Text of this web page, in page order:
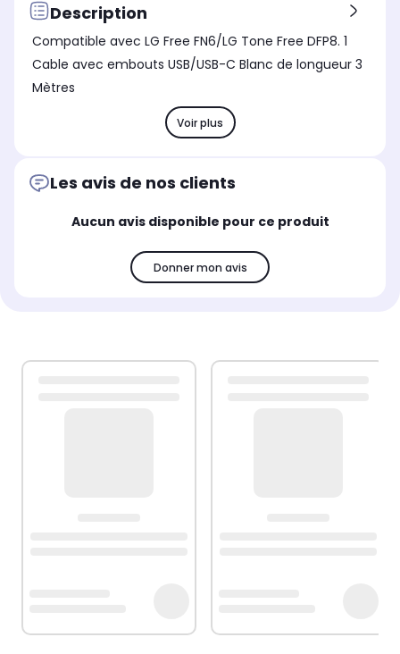
Description
Compatible avec LG Free FN6/LG Tone Free DFP8. 1
Cable avec embouts USB/USB-C Blanc de longueur 3
Mètres
Voir plus
Les avis de nos clients
Aucun avis disponible pour ce produit
Donner mon avis